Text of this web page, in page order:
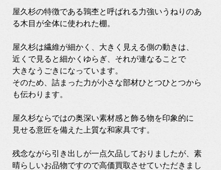
屋久杉の特徴である鶉杢と呼ばれる力強いうねりのあ
る木目が全体に使われた棚。
屋久杉は繊維が細かく、大きく見える側の動きは、
近くで見ると細かくゆらぎ、それが連なることで
大きなうごきになっています。
そのため、詰まった力が小さな部材ひとつひとつから
も伝わります。
屋久杉ならではの奥深い素材感と飾る物を印象的に
見せる意匠を備えた上質な和家具です。
残念ながら引き出しが一点欠品しておりましたが、素
晴らしいお品物ですので高価買取させていただきまし